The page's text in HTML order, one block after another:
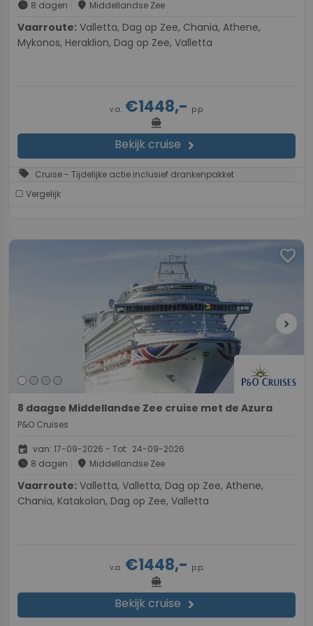
schedule 8 dagen place Middellandse Zee
Vaarroute:
Mykonos, Heraklion, Dag op Zee, Valletta
v.a.€1448,- p.p.
directions_boat
Bekijk cruise chevron_right
sell Cruise - Tijdelijke actie inclusief drankenpakket
Vergelijk
favorite
chevron_right
8 daagse Middellandse Zee cruise met de Azura
P&O Cruises
event van: 17-09-2026 - Tot: 24-09-2026
schedule 8 dagen place Middellandse Zee
Vaarroute:
Chania, Katakolon, Dag op Zee, Valletta
v.a.€1448,- p.p.
directions_boat
Bekijk cruise chevron_right